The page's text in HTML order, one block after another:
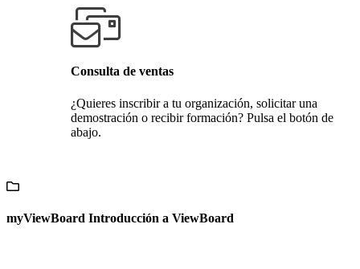
Consulta de ventas
¿Quieres inscribir a tu organización, solicitar una
demostración o recibir formación? Pulsa el botón de
abajo.
myViewBoard Introducción a ViewBoard